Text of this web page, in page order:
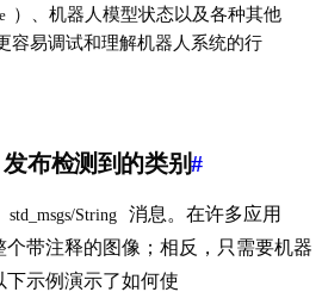
）、机器人模型状态以及各种其他
容易调试和理解机器人系统的行
发布检测到的类别#
std_msgs/String
消息。在许多应用
带注释的图像；相反，只需要机器
下示例演示了如何使